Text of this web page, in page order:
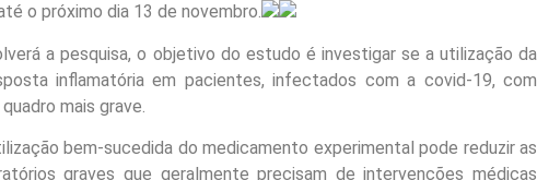
o próximo dia 13 de novembro.
a pesquisa, o objetivo do estudo é investigar se a utilização da
inflamatória em pacientes, infectados com a covid-19, com
mais grave.
bem-sucedida do medicamento experimental pode reduzir as
graves que geralmente precisam de intervenções médicas